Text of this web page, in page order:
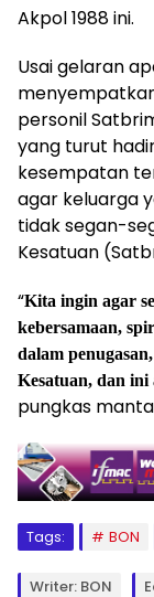
Akpol 1988 ini.
Usai gelaran
personil
yang turut
kesempatan
agar keluarga
tidak segan-
Kesatuan
“Kita ingin agar
kebersamaan,
dalam
Kesatuan, dan
pungkas
Tags: BON
Writer: BON